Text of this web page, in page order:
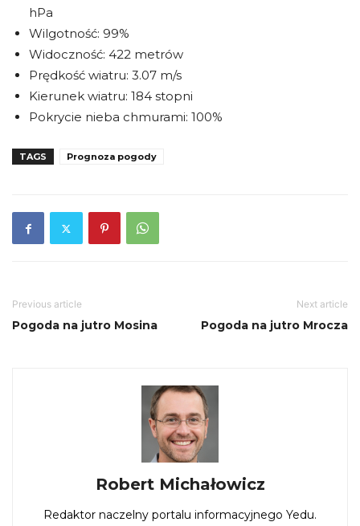
hPa
Wilgotność: 99%
Widoczność: 422 metrów
Prędkość wiatru: 3.07 m/s
Kierunek wiatru: 184 stopni
Pokrycie nieba chmurami: 100%
TAGS Prognoza pogody
Previous article
Pogoda na jutro Mosina
Next article
Pogoda na jutro Mrocza
Robert Michałowicz
Redaktor naczelny portalu informacyjnego Yedu.